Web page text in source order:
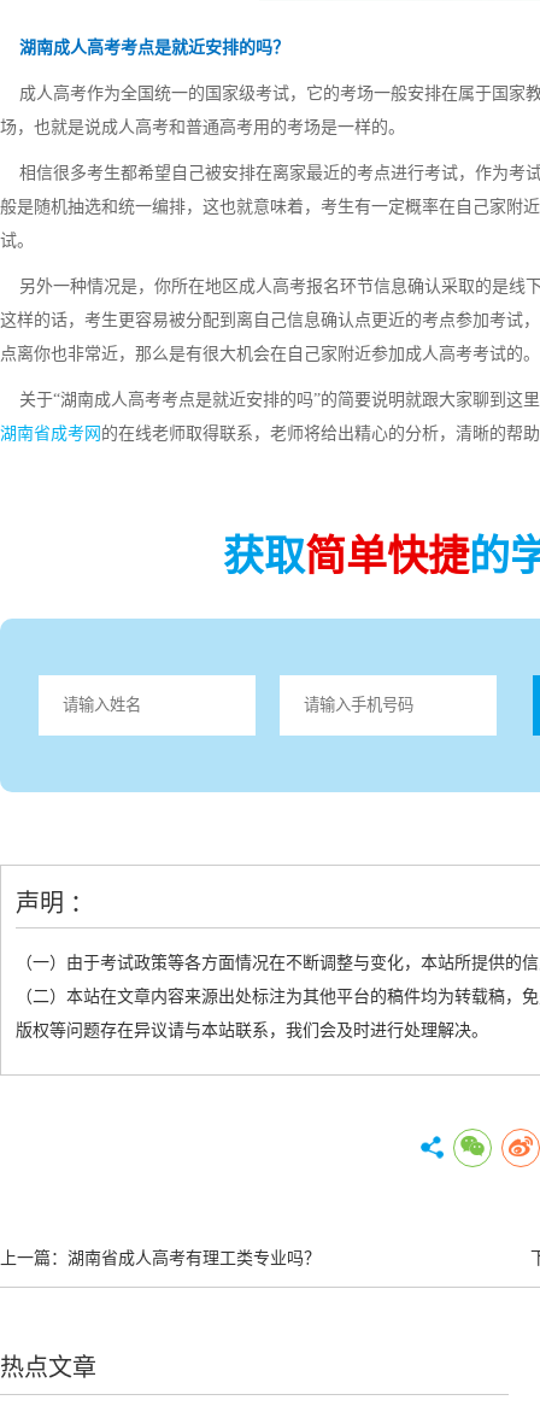
湖南成人高考考点是就近安排的吗？
成人高考作为全国统一的国家级考试，它的考场一般安排在属于国家
场，也就是说成人高考和普通高考用的考场是一样的。
相信很多考生都希望自己被安排在离家最近的考点进行考试，作为考
般是随机抽选和统一编排，这也就意味着，考生有一定概率在自己家附
试。
另外一种情况是，你所在地区成人高考报名环节信息确认采取的是线
这样的话，考生更容易被分配到离自己信息确认点更近的考点参加考试
点离你也非常近，那么是有很大机会在自己家附近参加成人高考考试的。
关于“湖南成人高考考点是就近安排的吗”的简要说明就跟大家聊到这
湖南省成考网 的在线老师取得联系，老师将给出精心的分析，清晰的帮
获取简单快捷的
声明 ：
（一）由于考试政策等各方面情况在不断调整与变化，本站所提供的
（二）本站在文章内容来源出处标注为其他平台的稿件均为转载稿
版权等问题存在异议请与本站联系，我们会及时进行处理解决。
上一篇： 湖南省成人高考有理工类专业吗？
热点文章